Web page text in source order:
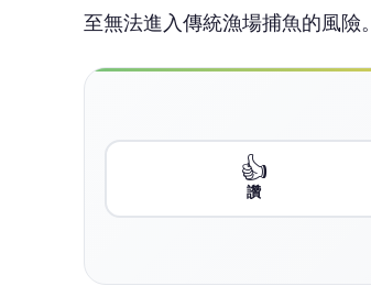
至無法進入傳統漁場捕魚的風險。
👍
讚